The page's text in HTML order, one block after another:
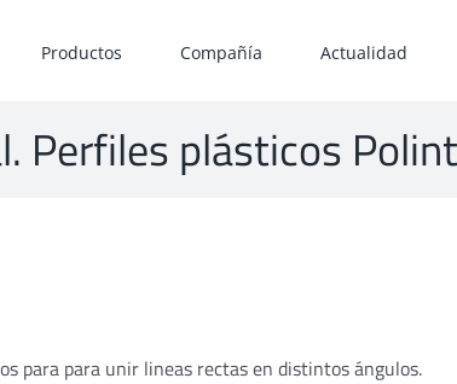
Productos Compañía Actualidad
Perfiles plásticos
para para unir lineas rectas en distintos ángulos.